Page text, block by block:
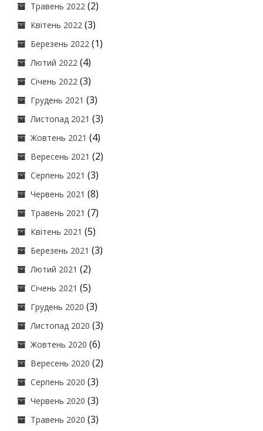
Травень 2022 (2)
Квітень 2022 (3)
Березень 2022 (1)
Лютий 2022 (4)
Січень 2022 (3)
Грудень 2021 (3)
Листопад 2021 (3)
Жовтень 2021 (4)
Вересень 2021 (2)
Серпень 2021 (3)
Червень 2021 (8)
Травень 2021 (7)
Квітень 2021 (5)
Березень 2021 (3)
Лютий 2021 (2)
Січень 2021 (5)
Грудень 2020 (3)
Листопад 2020 (3)
Жовтень 2020 (6)
Вересень 2020 (2)
Серпень 2020 (3)
Червень 2020 (3)
Травень 2020 (3)